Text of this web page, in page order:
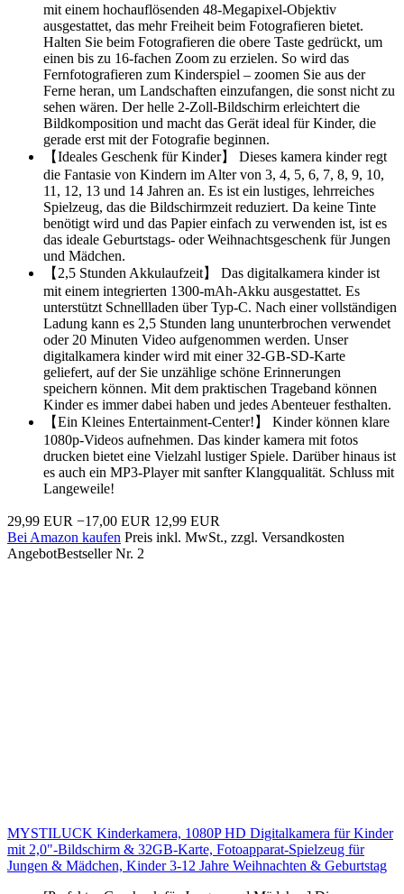
mit einem hochauflösenden 48-Megapixel-Objektiv
ausgestattet, das mehr Freiheit beim Fotografieren bietet.
Halten Sie beim Fotografieren die obere Taste gedrückt, um
einen bis zu 16-fachen Zoom zu erzielen. So wird das
Fernfotografieren zum Kinderspiel – zoomen Sie aus der
Ferne heran, um Landschaften einzufangen, die sonst nicht zu
sehen wären. Der helle 2-Zoll-Bildschirm erleichtert die
Bildkomposition und macht das Gerät ideal für Kinder, die
gerade erst mit der Fotografie beginnen.
【Ideales Geschenk für Kinder】 Dieses kamera kinder regt
die Fantasie von Kindern im Alter von 3, 4, 5, 6, 7, 8, 9, 10,
11, 12, 13 und 14 Jahren an. Es ist ein lustiges, lehrreiches
Spielzeug, das die Bildschirmzeit reduziert. Da keine Tinte
benötigt wird und das Papier einfach zu verwenden ist, ist es
das ideale Geburtstags- oder Weihnachtsgeschenk für Jungen
und Mädchen.
【2,5 Stunden Akkulaufzeit】 Das digitalkamera kinder ist
mit einem integrierten 1300-mAh-Akku ausgestattet. Es
unterstützt Schnellladen über Typ-C. Nach einer vollständigen
Ladung kann es 2,5 Stunden lang ununterbrochen verwendet
oder 20 Minuten Video aufgenommen werden. Unser
digitalkamera kinder wird mit einer 32-GB-SD-Karte
geliefert, auf der Sie unzählige schöne Erinnerungen
speichern können. Mit dem praktischen Trageband können
Kinder es immer dabei haben und jedes Abenteuer festhalten.
【Ein Kleines Entertainment-Center!】 Kinder können klare
1080p-Videos aufnehmen. Das kinder kamera mit fotos
drucken bietet eine Vielzahl lustiger Spiele. Darüber hinaus ist
es auch ein MP3-Player mit sanfter Klangqualität. Schluss mit
Langeweile!
29,99 EUR −17,00 EUR 12,99 EUR
Bei Amazon kaufen Preis inkl. MwSt., zzgl. Versandkosten
AngebotBestseller Nr. 2
MYSTILUCK Kinderkamera, 1080P HD Digitalkamera für Kinder
mit 2,0"-Bildschirm & 32GB-Karte, Fotoapparat-Spielzeug für
Jungen & Mädchen, Kinder 3-12 Jahre Weihnachten & Geburtstag